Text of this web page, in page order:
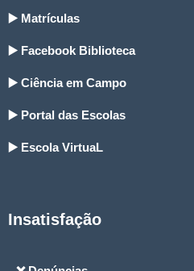
▶️ Matrículas
▶️ Facebook Biblioteca
▶️ Ciência em Campo
▶️ Portal das Escolas
▶️ Escola VirtuaL
Insatisfação